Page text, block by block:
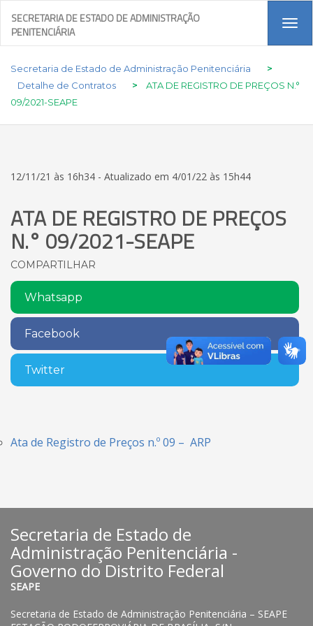
SECRETARIA DE ESTADO DE ADMINISTRAÇÃO
PENITENCIÁRIA
Secretaria de Estado de Administração Penitenciária
>
Detalhe de Contratos
>
ATA DE REGISTRO DE PREÇOS N.°
09/2021-SEAPE
12/11/21 às 16h34 - Atualizado em 4/01/22 às 15h44
ATA DE REGISTRO DE PREÇOS
N.° 09/2021-SEAPE
COMPARTILHAR
Whatsapp
Facebook
Twitter
Ata de Registro de Preços n.º 09 – ARP
Secretaria de Estado de
Administração Penitenciária -
Governo do Distrito Federal
SEAPE
Secretaria de Estado de Administração Penitenciária – SEAPE